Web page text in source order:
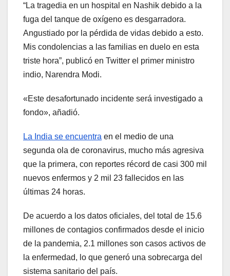
“La tragedia en un hospital en Nashik debido a la
fuga del tanque de oxígeno es desgarradora.
Angustiado por la pérdida de vidas debido a esto.
Mis condolencias a las familias en duelo en esta
triste hora”, publicó en Twitter el primer ministro
indio, Narendra Modi.
«Este desafortunado incidente será investigado a
fondo», añadió.
La India se encuentra en el medio de una
segunda ola de coronavirus, mucho más agresiva
que la primera, con reportes récord de casi 300 mil
nuevos enfermos y 2 mil 23 fallecidos en las
últimas 24 horas.
De acuerdo a los datos oficiales, del total de 15.6
millones de contagios confirmados desde el inicio
de la pandemia, 2.1 millones son casos activos de
la enfermedad, lo que generó una sobrecarga del
sistema sanitario del país.